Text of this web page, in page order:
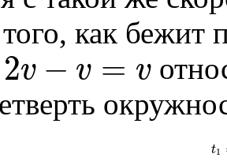
как бежит
2v − v = v
t1